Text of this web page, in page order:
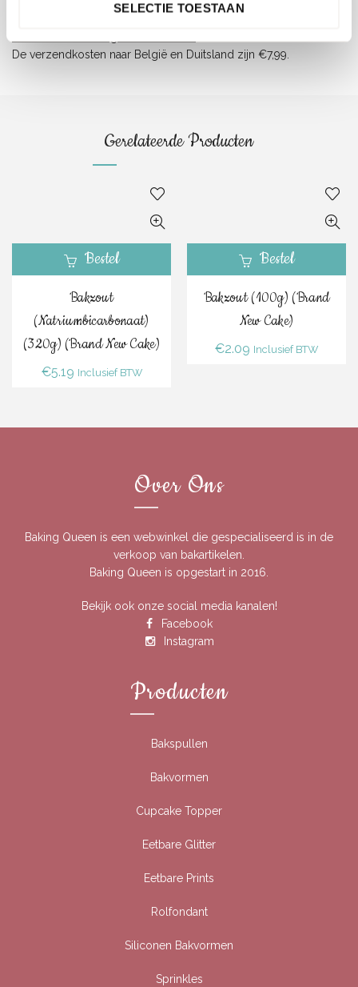
SELECTIE TOESTAAN
De verzendkosten naar België en Duitsland zijn €7,99.
Gerelateerde Producten
Bestel
Bakzout
(Natriumbicarbonaat)
(320g) (Brand New Cake)
€5.19 Inclusief BTW
Bestel
Bakzout (100g) (Brand
New Cake)
€2.09 Inclusief BTW
Over Ons
Baking Queen is een webwinkel die gespecialiseerd is in de
verkoop van bakartikelen.
Baking Queen is opgestart in 2016.
Bekijk ook onze social media kanalen!
Facebook
Instagram
Producten
Bakspullen
Bakvormen
Cupcake Topper
Eetbare Glitter
Eetbare Prints
Rolfondant
Siliconen Bakvormen
Sprinkles